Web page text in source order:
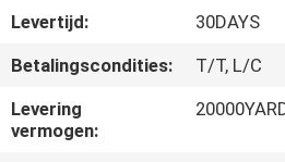
VRAAG
EEN
OFFERTE
AAN
Levertijd:
30DAYS
Betalingscondities:
T/T, L/C
Levering
vermogen: